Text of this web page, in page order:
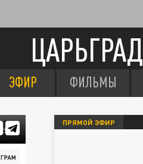
ЦАРЬГРАД
ЭФИР ФИЛЬМЫ
ПРЯМОЙ ЭФИР